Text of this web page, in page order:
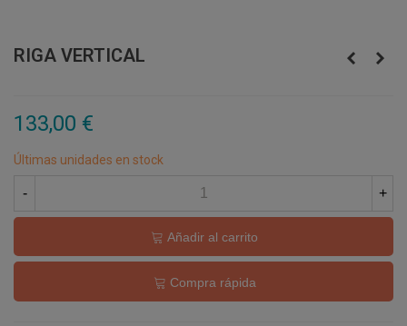
RIGA VERTICAL
133,00 €
Últimas unidades en stock
- +
Añadir al carrito
Compra rápida